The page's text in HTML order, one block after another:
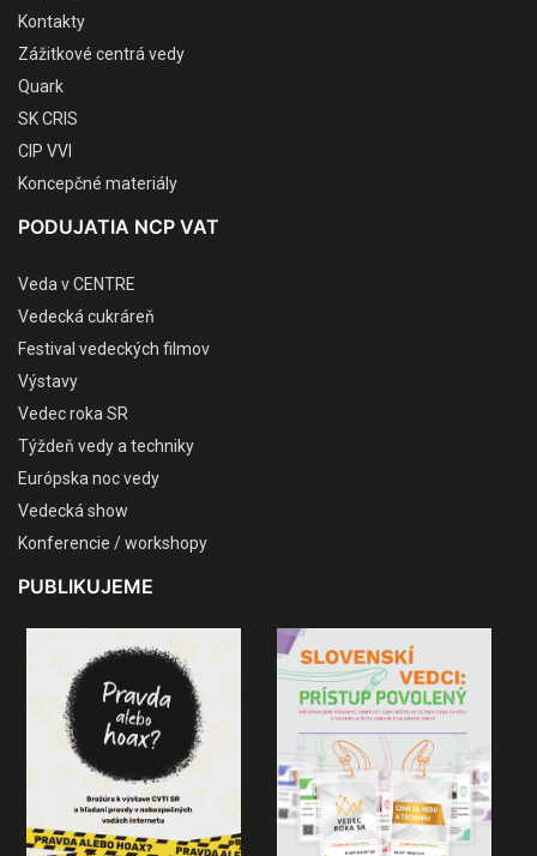
Kontakty
Zážitkové centrá vedy
Quark
SK CRIS
CIP VVI
Koncepčné materiály
PODUJATIA NCP VAT
Veda v CENTRE
Vedecká cukráreň
Festival vedeckých filmov
Výstavy
Vedec roka SR
Týždeň vedy a techniky
Európska noc vedy
Vedecká show
Konferencie / workshopy
PUBLIKUJEME